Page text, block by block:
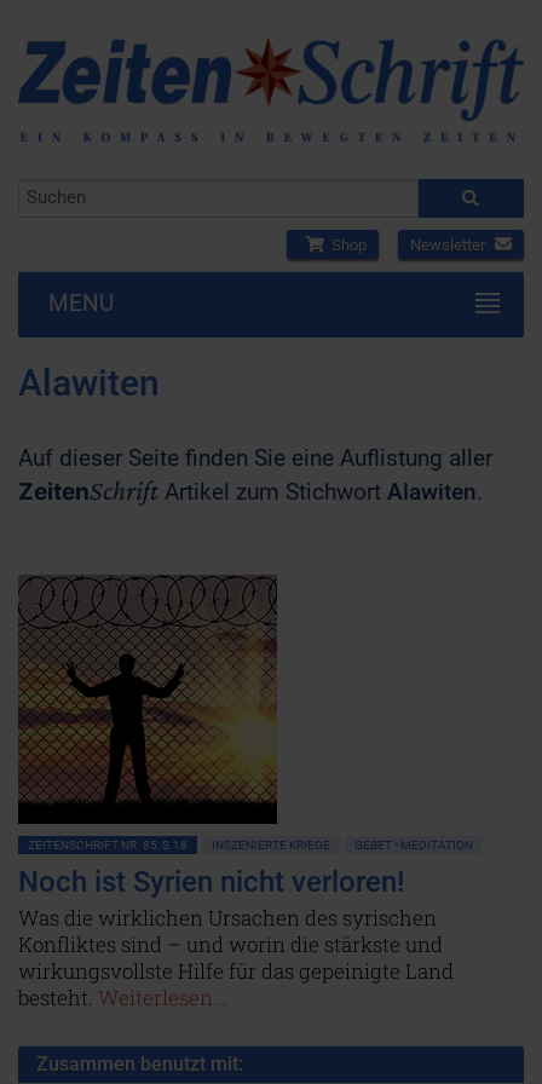
Shop Newsletter
MENU
Alawiten
Auf dieser Seite finden Sie eine Auflistung aller
ZeitenSchrift Artikel zum Stichwort Alawiten.
ZEITENSCHRIFT NR. 85, S.18 INSZENIERTE KRIEGE GEBET • MEDITATION
Noch ist Syrien nicht verloren!
Was die wirklichen Ursachen des syrischen
Konfliktes sind – und worin die stärkste und
wirkungsvollste Hilfe für das gepeinigte Land
besteht. Weiterlesen...
Zusammen benutzt mit: